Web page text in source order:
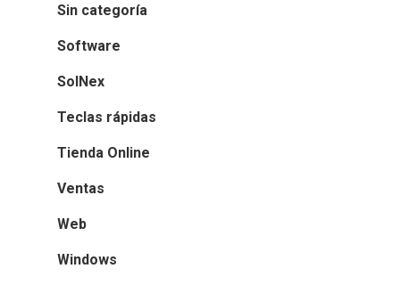
Sin categoría
Software
SolNex
Teclas rápidas
Tienda Online
Ventas
Web
Windows